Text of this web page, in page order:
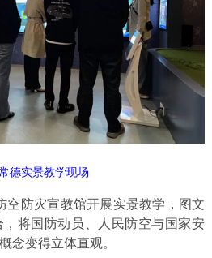
德实景教学现场
空防灾宣教馆开展实景教学，图文
将国防动员、人民防空与国家安
念变得立体直观。